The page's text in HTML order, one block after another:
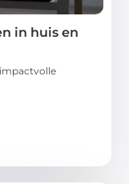
in huis en